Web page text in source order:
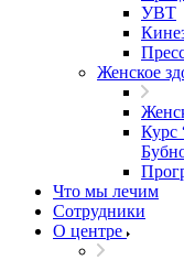
УВТ
Женское
Курс
Что мы лечим
Сотрудники
О центре